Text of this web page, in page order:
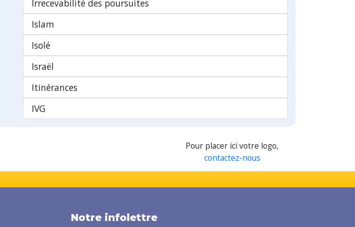
Irrecevabilité des poursuites
Islam
Isolé
Israël
Itinérances
IVG
Pour placer ici votre logo,
contactez-nous
Notre infolettre